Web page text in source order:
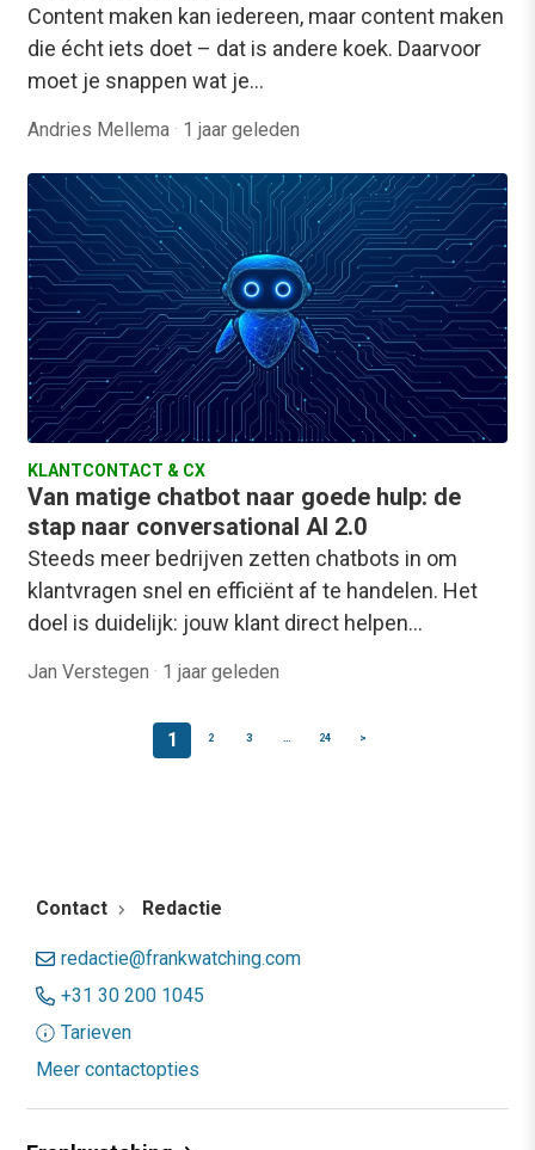
Content maken kan iedereen, maar content maken
die écht iets doet – dat is andere koek. Daarvoor
moet je snappen wat je…
Andries Mellema · 1 jaar geleden
KLANTCONTACT & CX
Van matige chatbot naar goede hulp: de
stap naar conversational AI 2.0
Steeds meer bedrijven zetten chatbots in om
klantvragen snel en efficiënt af te handelen. Het
doel is duidelijk: jouw klant direct helpen…
Jan Verstegen · 1 jaar geleden
1 2 3 … 24 >
Contact Redactie
redactie@frankwatching.com
+31 30 200 1045
Tarieven
Meer contactopties